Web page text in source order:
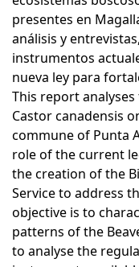
presentes en
análisis y
instrumentos
nueva ley para
This report
Castor canadensis
commune of Punta
role of the current
the creation of the
Service to address
objective is to
patterns of the
to analyse the